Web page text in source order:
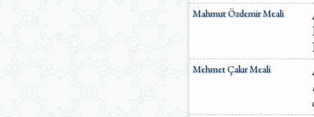
Mahmut Özdemir Meali
Mehmet Çakır Meali